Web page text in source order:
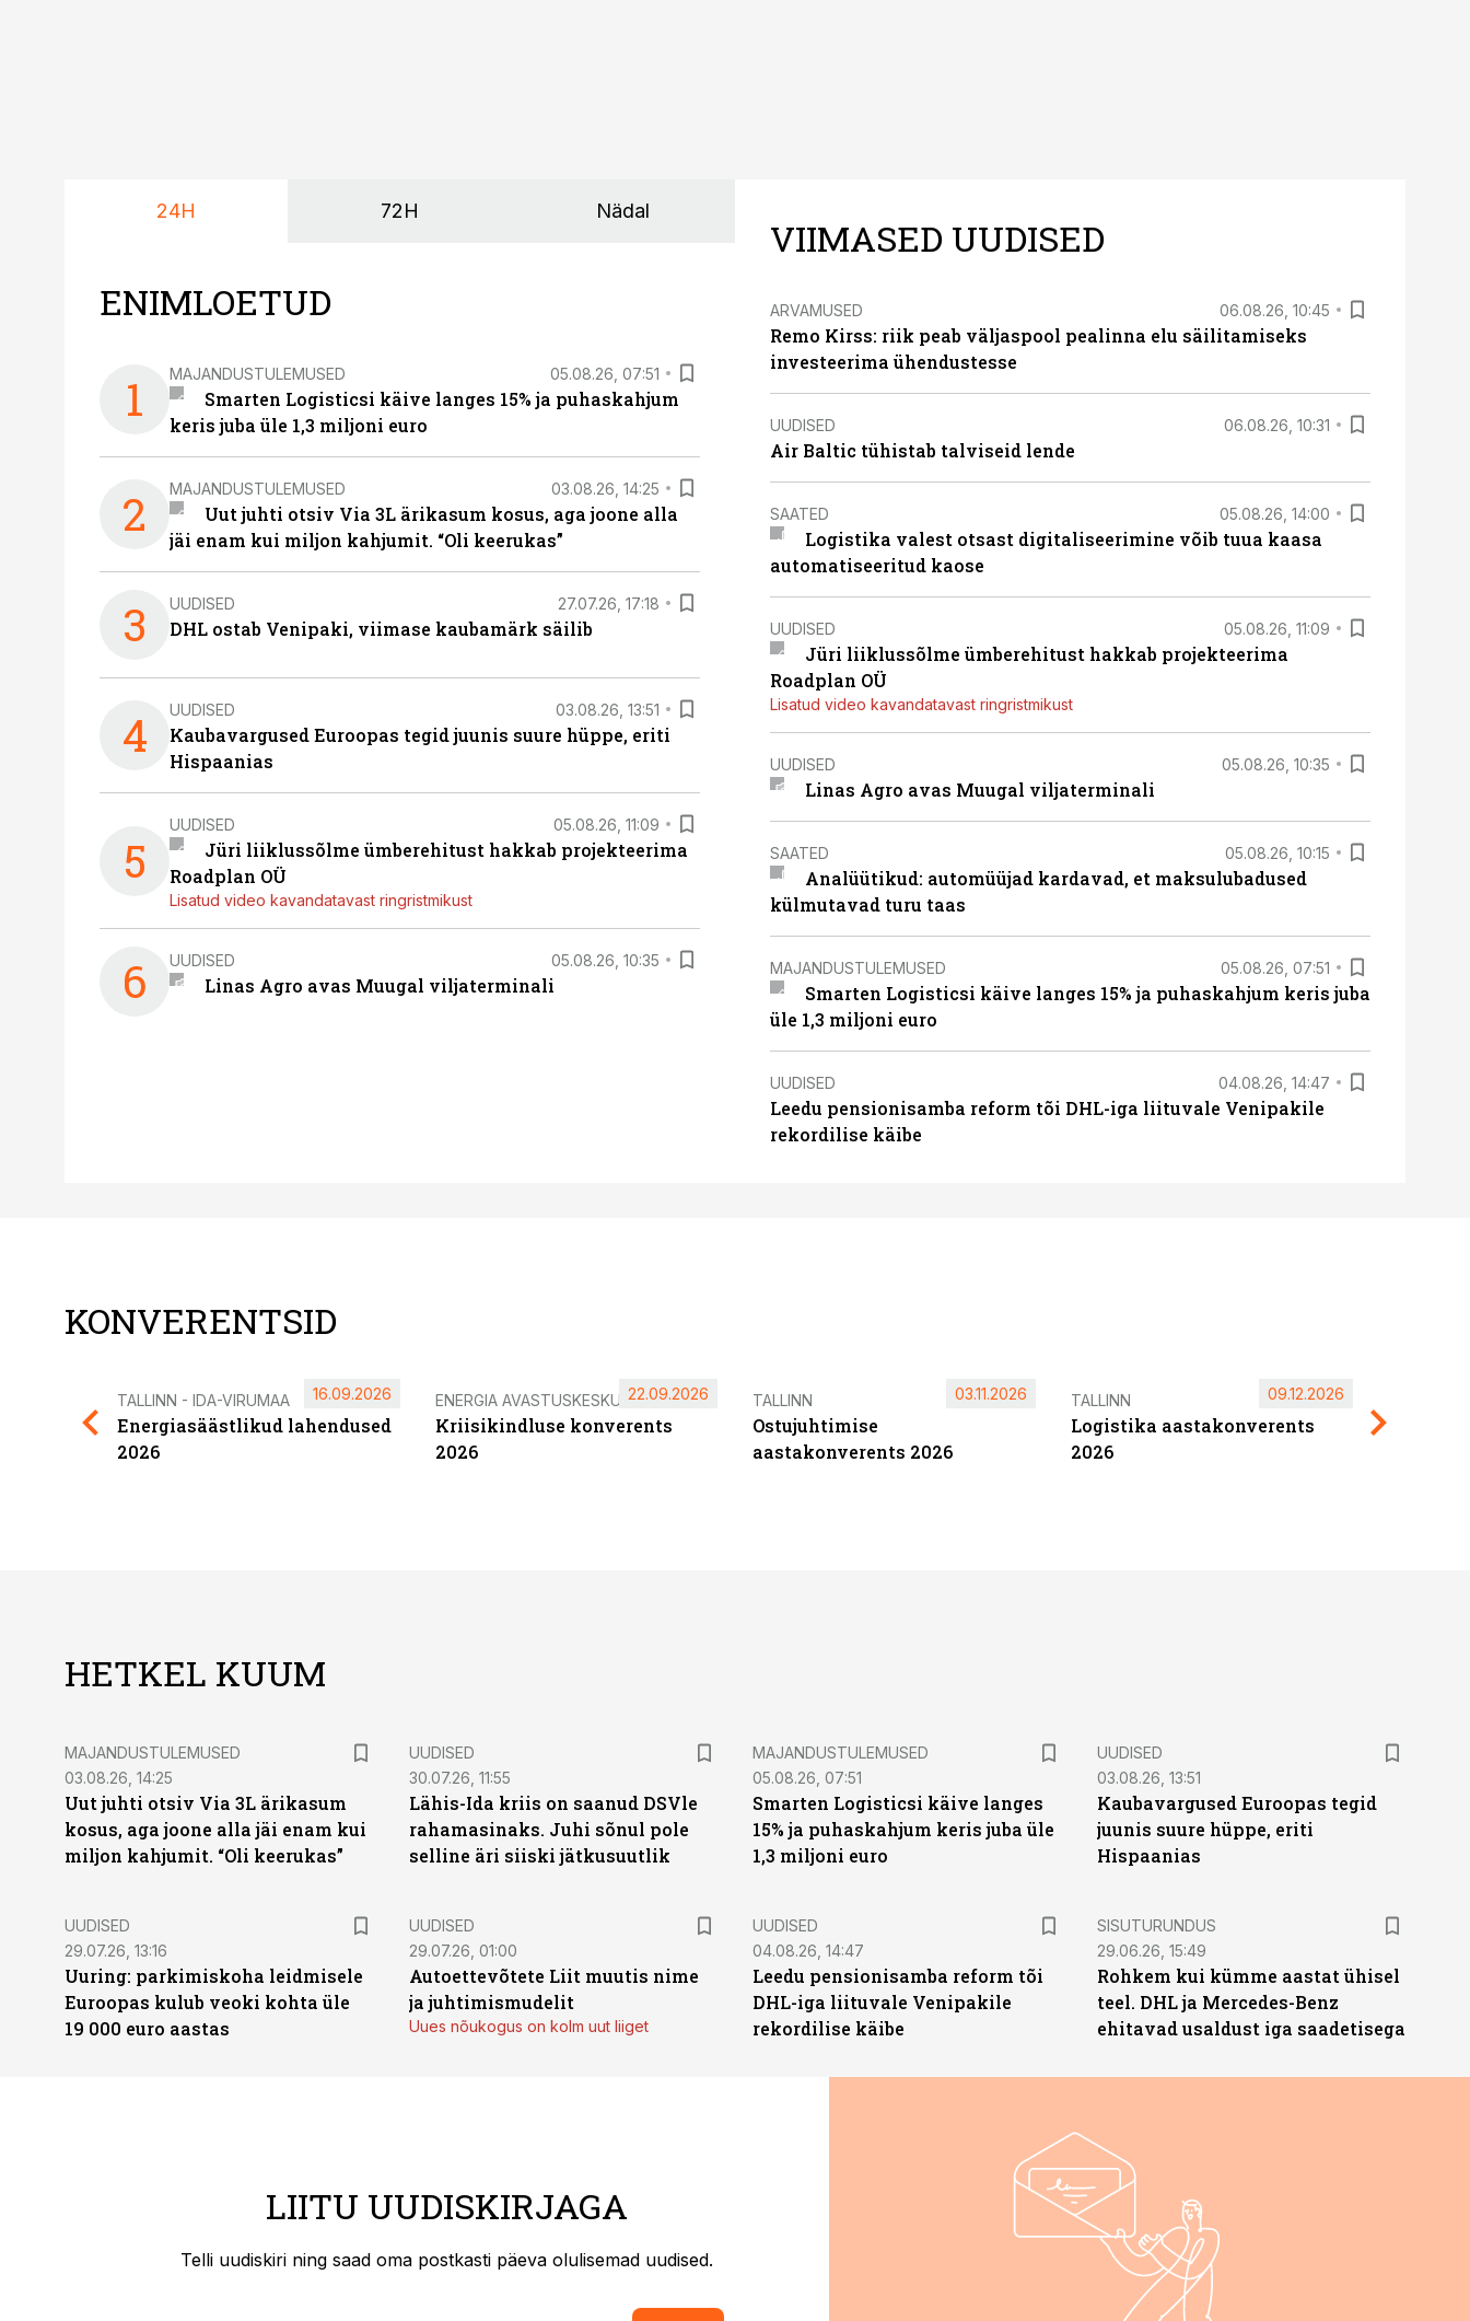
24H 72H Nädal
ENIMLOETUD
1 MAJANDUSTULEMUSED 05.08.26, 07:51
Smarten Logisticsi käive langes 15% ja puhaskahjum
keris juba üle 1,3 miljoni euro
2 MAJANDUSTULEMUSED 03.08.26, 14:25
Uut juhti otsiv Via 3L ärikasum kosus, aga joone alla
jäi enam kui miljon kahjumit. “Oli keerukas”
3 UUDISED 27.07.26, 17:18
DHL ostab Venipaki, viimase kaubamärk säilib
4 UUDISED 03.08.26, 13:51
Kaubavargused Euroopas tegid juunis suure hüppe, eriti
Hispaanias
5
UUDISED 05.08.26, 11:09
Jüri liiklussõlme ümberehitust hakkab projekteerima
Roadplan OÜ
Lisatud video kavandatavast ringristmikust
6 UUDISED 05.08.26, 10:35
Linas Agro avas Muugal viljaterminali
VIIMASED UUDISED
ARVAMUSED 06.08.26, 10:45
Remo Kirss: riik peab väljaspool pealinna elu säilitamiseks
investeerima ühendustesse
UUDISED 06.08.26, 10:31
Air Baltic tühistab talviseid lende
SAATED 05.08.26, 14:00
Logistika valest otsast digitaliseerimine võib tuua kaasa
automatiseeritud kaose
UUDISED 05.08.26, 11:09
Jüri liiklussõlme ümberehitust hakkab projekteerima
Roadplan OÜ
Lisatud video kavandatavast ringristmikust
UUDISED 05.08.26, 10:35
Linas Agro avas Muugal viljaterminali
SAATED 05.08.26, 10:15
Analüütikud: automüüjad kardavad, et maksulubadused
külmutavad turu taas
MAJANDUSTULEMUSED 05.08.26, 07:51
Smarten Logisticsi käive langes 15% ja puhaskahjum keris juba
üle 1,3 miljoni euro
UUDISED 04.08.26, 14:47
Leedu pensionisamba reform tõi DHL-iga liituvale Venipakile
rekordilise käibe
KONVERENTSID
TALLINN - IDA-VIRUMAA
Energiasäästlikud lahendused
2026
16.09.2026 ENERGIA AVASTUSKESKUS
Kriisikindluse konverents
2026
22.09.2026 TALLINN
Ostujuhtimise
aastakonverents 2026
03.11.2026 TALLINN
Logistika aastakonverents
2026
09.12.2026
HETKEL KUUM
MAJANDUSTULEMUSED
03.08.26, 14:25
Uut juhti otsiv Via 3L ärikasum
kosus, aga joone alla jäi enam kui
miljon kahjumit. “Oli keerukas”
UUDISED
30.07.26, 11:55
Lähis-Ida kriis on saanud DSVle
rahamasinaks. Juhi sõnul pole
selline äri siiski jätkusuutlik
MAJANDUSTULEMUSED
05.08.26, 07:51
Smarten Logisticsi käive langes
15% ja puhaskahjum keris juba üle
1,3 miljoni euro
UUDISED
03.08.26, 13:51
Kaubavargused Euroopas tegid
juunis suure hüppe, eriti
Hispaanias
UUDISED
29.07.26, 13:16
Uuring: parkimiskoha leidmisele
Euroopas kulub veoki kohta üle
19 000 euro aastas
UUDISED
29.07.26, 01:00
Autoettevõtete Liit muutis nime
ja juhtimismudelit
Uues nõukogus on kolm uut liiget
UUDISED
04.08.26, 14:47
Leedu pensionisamba reform tõi
DHL-iga liituvale Venipakile
rekordilise käibe
ST
SISUTURUNDUS
29.06.26, 15:49
Rohkem kui kümme aastat ühisel
teel. DHL ja Mercedes-Benz
ehitavad usaldust iga saadetisega
LIITU UUDISKIRJAGA
Telli uudiskiri ning saad oma postkasti päeva olulisemad uudised.